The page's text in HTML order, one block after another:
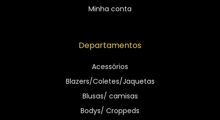
Minha conta
Departamentos
Acessórios
Blazers/Coletes/Jaquetas
Blusas/ camisas
Bodys/ Croppeds